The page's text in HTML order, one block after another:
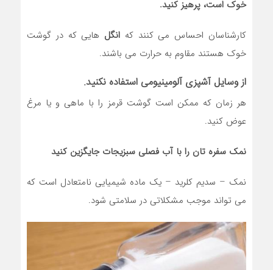
خوک است، پرهیز کنید.
کارشناسان احساس می کنند که انگل هایی که در گوشت
خوک هستند مقاوم به حرارت می باشند.
از وسایل آشپزی آلومینیومی استفاده نکنید.
هر زمان که ممکن است گوشت قرمز را با ماهی و یا مرغ
عوض کنید.
نمک سفره تان را با آب فصلی سبزیجات جایگزین کنید
نمک – سدیم کلرید – یک ماده شیمیایی نامتعادل است که
می تواند موجب مشکلاتی در سلامتی شود.